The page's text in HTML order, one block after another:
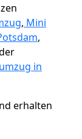
, Mini
,
in
erhalten